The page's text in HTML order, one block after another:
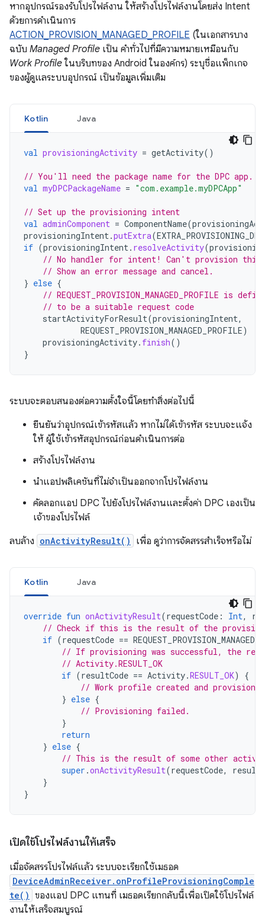
หากอุปกรณ์รองรับโปรไฟล์งาน ให้สร้างโปรไฟล์งานโดยส่ง Intent
ด้วยการดำเนินการ
ACTION_PROVISION_MANAGED_PROFILE (ในเอกสารบาง
ฉบับ Managed Profile เป็น คำทั่วไปที่มีความหมายเหมือนกับ
Work Profile ในบริบทของ Android ในองค์กร) ระบุชื่อแพ็กเกจ
ของผู้ดูแลระบบอุปกรณ์ เป็นข้อมูลเพิ่มเติม
Kotlin Java
val provisioningActivity = getActivity()
// You'll need the package name for the DPC app.
val myDPCPackageName = "com.example.myDPCApp"
// Set up the provisioning intent
val adminComponent = ComponentName(
provisioningIntent.putExtra(
if (provisioningIntent. resolveActivity(
// No handler for intent! Can't provision this
// Show an error message and cancel.
} else {
// REQUEST_PROVISION_MANAGED_PROFILE is
// to be a suitable request code
startActivityForResult(provisioningIntent,
REQUEST_PROVISION_MANAGED_PROFILE)
provisioningActivity. finish()
}
ระบบจะตอบสนองต่อความตั้งใจนี้โดยทำสิ่งต่อไปนี้
ยืนยันว่าอุปกรณ์เข้ารหัสแล้ว หากไม่ได้เข้ารหัส ระบบจะแจ้ง
ให้ ผู้ใช้เข้ารหัสอุปกรณ์ก่อนดำเนินการต่อ
สร้างโปรไฟล์งาน
นำแอปพลิเคชันที่ไม่จำเป็นออกจากโปรไฟล์งาน
คัดลอกแอป DPC ไปยังโปรไฟล์งานและตั้งค่า DPC เองเป็น
เจ้าของโปรไฟล์
ลบล้าง onActivityResult() เพื่อ ดูว่าการจัดสรรสำเร็จหรือไม่
Kotlin Java
override fun onActivityResult(requestCode : Int,
// Check if this is the result of the
if (requestCode ==
// If provisioning was successful, the
// Activity.RESULT_OK
if (resultCode == Activity.RESULT_OK)
{
// Work profile created and
} else {
// Provisioning failed.
}
return
} else {
// This is the result of some other
super .onActivityResult(requestCode,
}
}
เปิดใช้โปรไฟล์งานให้เสร็จ
เมื่อจัดสรรโปรไฟล์แล้ว ระบบจะเรียกใช้เมธอด
DeviceAdminReceiver.onProfileProvisioningComple
te() ของแอป DPC แทนที่ เมธอดเรียกกลับนี้เพื่อเปิดใช้โปรไฟล์
งานให้เสร็จสมบูรณ์